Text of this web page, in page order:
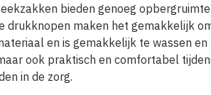
bieden genoeg
maken het gemakkelijk
en is gemakkelijk te wassen
ook praktisch en comfortabel
in de zorg.